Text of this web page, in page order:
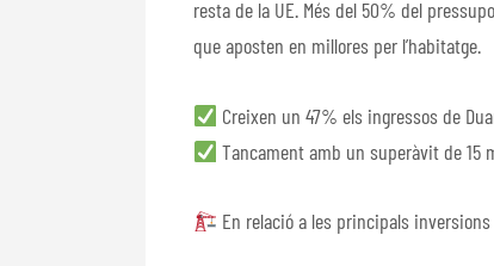
resta de la UE. Més del 50% del
que aposten en millores per l’habitatge.
Creixen un 47% els ingressos de
Tancament amb un superàvit de 15
En relació a les principals